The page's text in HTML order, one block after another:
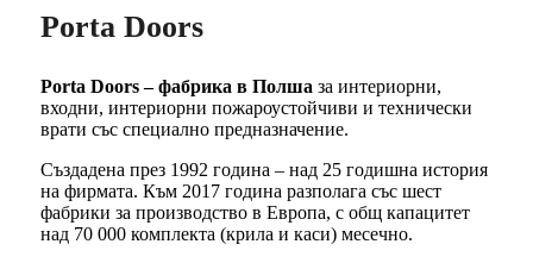
Porta Doors
Porta Doors – фабрика в Полша за интериорни,
входни, интериорни пожароустойчиви и технически
врати със специално предназначение.
Създадена през 1992 година – над 25 годишна история
на фирмата. Към 2017 година разполага със шест
фабрики за производство в Европа, с общ капацитет
над 70 000 комплекта (крила и каси) месечно.